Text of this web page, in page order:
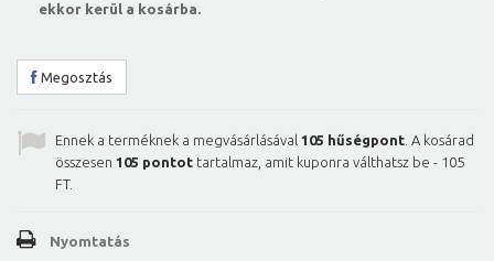
ekkor kerül a kosárba.
Megosztás
Ennek a terméknek a megvásárlásával 105 hűségpont . A kosárad
összesen 105 pontot tartalmaz, amit kuponra válthatsz be - 105
FT.
Nyomtatás